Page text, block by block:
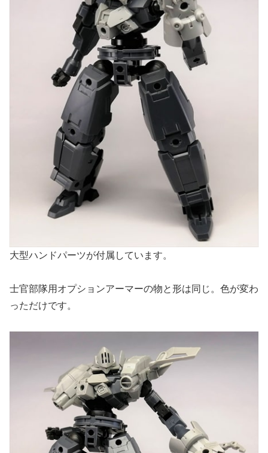
大型ハンドパーツが付属しています。
士官部隊用オプションアーマーの物と形は同じ。色が変わ
っただけです。